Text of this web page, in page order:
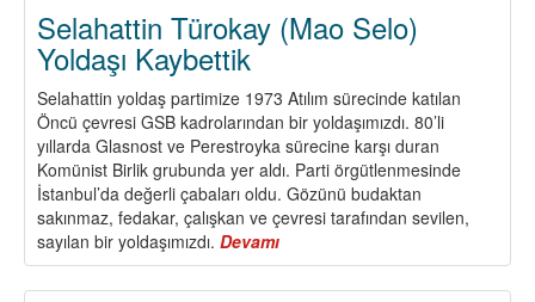
Selahattin Türokay (Mao Selo)
Yoldaşı Kaybettik
Selahattin yoldaş partimize 1973 Atılım sürecinde katılan
Öncü çevresi GSB kadrolarından bir yoldaşımızdı. 80’li
yıllarda Glasnost ve Perestroyka sürecine karşı duran
Komünist Birlik grubunda yer aldı. Parti örgütlenmesinde
İstanbul’da değerli çabaları oldu. Gözünü budaktan
sakınmaz, fedakar, çalışkan ve çevresi tarafından sevilen,
sayılan bir yoldaşımızdı. Devamı
Selahattin
Türokay